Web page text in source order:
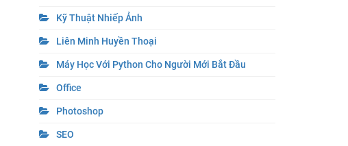
Kỹ Thuật Nhiếp Ảnh
Liên Minh Huyền Thoại
Máy Học Với Python Cho Người Mới Bắt Đầu
Office
Photoshop
SEO